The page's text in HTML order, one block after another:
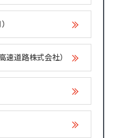
速道路株式会社）